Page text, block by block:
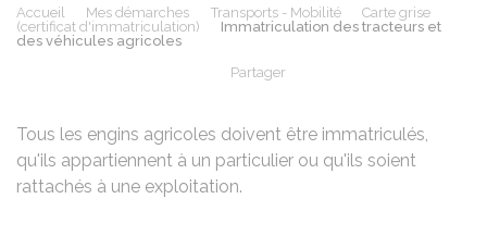
Accueil Mes démarches Transports - Mobilité
Carte grise
(certificat d'immatriculation)
Immatriculation des tracteurs et
des véhicules agricoles
Partager
Tous les engins agricoles doivent être immatriculés,
qu'ils appartiennent à un particulier ou qu'ils soient
rattachés à une exploitation.